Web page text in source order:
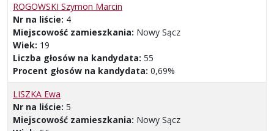
ROGOWSKI Szymon Marcin
Nr na liście: 4
Miejscowość zamieszkania: Nowy Sącz
Wiek: 19
Liczba głosów na kandydata: 55
Procent głosów na kandydata: 0,69%
LISZKA Ewa
Nr na liście: 5
Miejscowość zamieszkania: Nowy Sącz